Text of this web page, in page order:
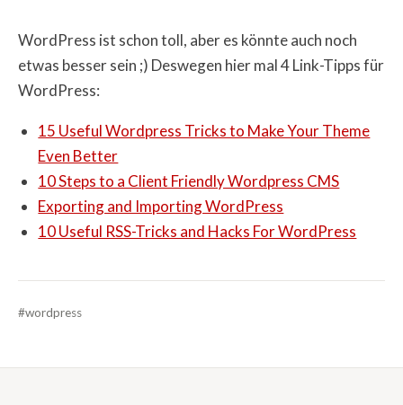
WordPress ist schon toll, aber es könnte auch noch
etwas besser sein ;) Deswegen hier mal 4 Link-Tipps für
WordPress:
15 Useful Wordpress Tricks to Make Your Theme
Even Better
10 Steps to a Client Friendly Wordpress CMS
Exporting and Importing WordPress
10 Useful RSS-Tricks and Hacks For WordPress
#wordpress